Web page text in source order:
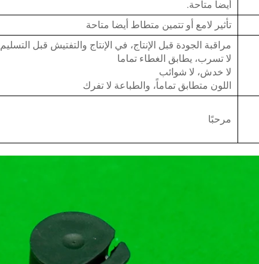
أيضا متاحة.
تأثير لامع أو تتمين متطاط أيضا متاحة
مراقبة الجودة قبل الإنتاج، في الإنتاج والتفتيش قبل التسليم
لا تسرب، يطابق الغطاء تماما
لا خدش، لا شوائب
اللون متطابق تماماً، والطباعة لا تفرك
مرحبًا